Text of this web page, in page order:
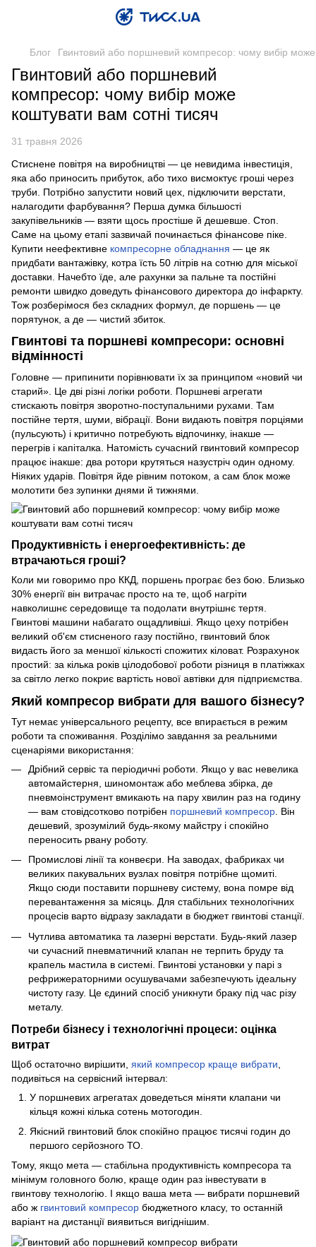
Блог Гвинтовий або поршневий компресор: чому вибір може
Гвинтовий або поршневий
компресор: чому вибір може
коштувати вам сотні тисяч
31 травня 2026
Стиснене повітря на виробництві — це невидима інвестиція,
яка або приносить прибуток, або тихо висмоктує гроші через
труби. Потрібно запустити новий цех, підключити верстати,
налагодити фарбування? Перша думка більшості
закупівельників — взяти щось простіше й дешевше. Стоп.
Саме на цьому етапі зазвичай починається фінансове піке.
Купити неефективне компресорне обладнання — це як
придбати вантажівку, котра їсть 50 літрів на сотню для міської
доставки. Начебто їде, але рахунки за пальне та постійні
ремонти швидко доведуть фінансового директора до інфаркту.
Тож розберімося без складних формул, де поршень — це
порятунок, а де — чистий збиток.
Гвинтові та поршневі компресори: основні
відмінності
Головне — припинити порівнювати їх за принципом «новий чи
старий». Це дві різні логіки роботи. Поршневі агрегати
стискають повітря зворотно-поступальними рухами. Там
постійне тертя, шуми, вібрації. Вони видають повітря порціями
(пульсують) і критично потребують відпочинку, інакше —
перегрів і капіталка. Натомість сучасний гвинтовий компресор
працює інакше: два ротори крутяться назустріч один одному.
Ніяких ударів. Повітря йде рівним потоком, а сам блок може
молотити без зупинки днями й тижнями.
Продуктивність і енергоефективність: де
втрачаються гроші?
Коли ми говоримо про ККД, поршень програє без бою. Близько
30% енергії він витрачає просто на те, щоб нагріти
навколишнє середовище та подолати внутрішнє тертя.
Гвинтові машини набагато ощадливіші. Якщо цеху потрібен
великий об'єм стисненого газу постійно, гвинтовий блок
видасть його за меншої кількості спожитих кіловат. Розрахунок
простий: за кілька років цілодобової роботи різниця в платіжках
за світло легко покриє вартість нової автівки для підприємства.
Який компресор вибрати для вашого бізнесу?
Тут немає універсального рецепту, все впирається в режим
роботи та споживання. Розділімо завдання за реальними
сценаріями використання:
Дрібний сервіс та періодичні роботи. Якщо у вас невелика
автомайстерня, шиномонтаж або меблева збірка, де
пневмоінструмент вмикають на пару хвилин раз на годину
— вам стовідсотково потрібен поршневий компресор . Він
дешевий, зрозумілий будь-якому майстру і спокійно
переносить рвану роботу.
Промислові лінії та конвеєри. На заводах, фабриках чи
великих пакувальних вузлах повітря потрібне щомиті.
Якщо сюди поставити поршневу систему, вона помре від
перевантаження за місяць. Для стабільних технологічних
процесів варто відразу закладати в бюджет гвинтові станції.
Чутлива автоматика та лазерні верстати. Будь-який лазер
чи сучасний пневматичний клапан не терпить бруду та
крапель мастила в системі. Гвинтові установки у парі з
рефрижераторними осушувачами забезпечують ідеальну
чистоту газу. Це єдиний спосіб уникнути браку під час різу
металу.
Потреби бізнесу і технологічні процеси: оцінка
витрат
Щоб остаточно вирішити, який компресор краще вибрати
подивіться на сервісний інтервал:
У поршневих агрегатах доведеться міняти клапани чи
кільця кожні кілька сотень мотогодин.
Якісний гвинтовий блок спокійно працює тисячі годин до
першого серйозного ТО.
Тому, якщо мета — стабільна продуктивність компресора та
мінімум головного болю, краще один раз інвестувати в
гвинтову технологію. І якщо ваша мета — вибрати поршневий
або ж гвинтовий компресор бюджетного класу, то останній
варіант на дистанції виявиться вигіднішим.